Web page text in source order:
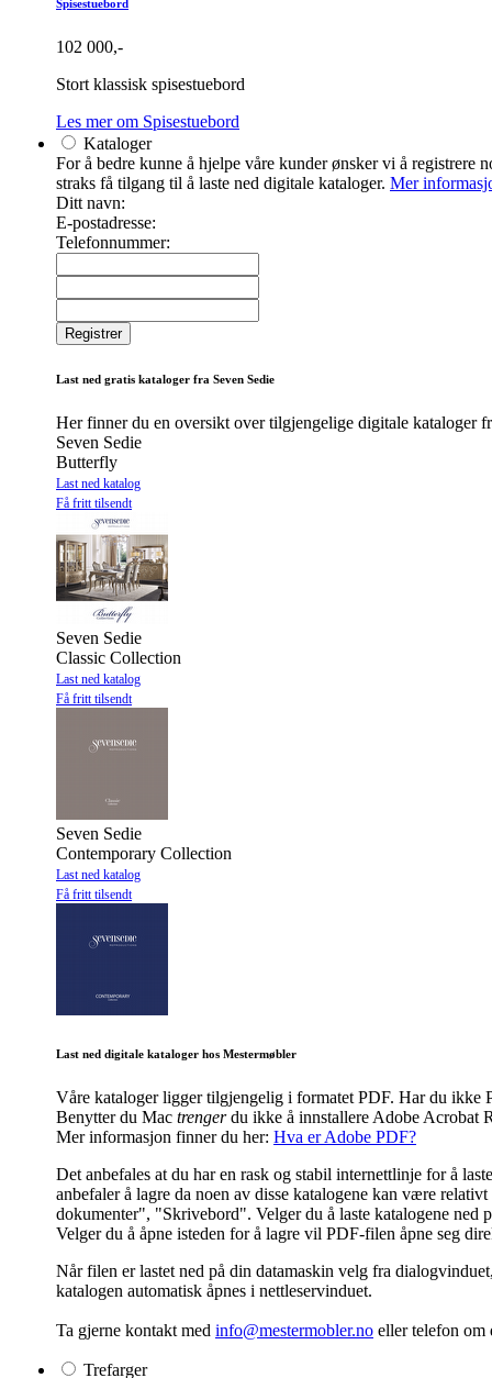
Spisestuebord
102 000,-
Stort klassisk spisestuebord
Les mer om Spisestuebord
Kataloger
For å bedre kunne å hjelpe våre kunder ønsker vi å
straks få tilgang til å laste ned digitale kataloger. Mer
Ditt navn:
E-postadresse:
Telefonnummer:
Last ned gratis kataloger fra Seven Sedie
Her finner du en oversikt over tilgjengelige digitale kataloger
Seven Sedie
Butterfly
Last ned katalog
Få fritt tilsendt
Seven Sedie
Classic Collection
Last ned katalog
Få fritt tilsendt
Seven Sedie
Contemporary Collection
Last ned katalog
Få fritt tilsendt
Last ned digitale kataloger hos Mestermøbler
Våre kataloger ligger tilgjengelig i formatet PDF. Har du ikke
Benytter du Mac trengerdu ikke å innstallere Adobe Acrobat
Mer informasjon finner du her: Hva er Adobe PDF?
Det anbefales at du har en rask og stabil internettlinje for å
anbefaler å lagre da noen av disse katalogene kan være
dokumenter", "Skrivebord". Velger du å laste katalogene ned
Velger du å åpne isteden for å lagre vil PDF-filen åpne seg
Når filen er lastet ned på din datamaskin velg fra
katalogen automatisk åpnes i nettleservinduet.
Ta gjerne kontakt med info@mestermobler.no eller telefon om
Trefarger